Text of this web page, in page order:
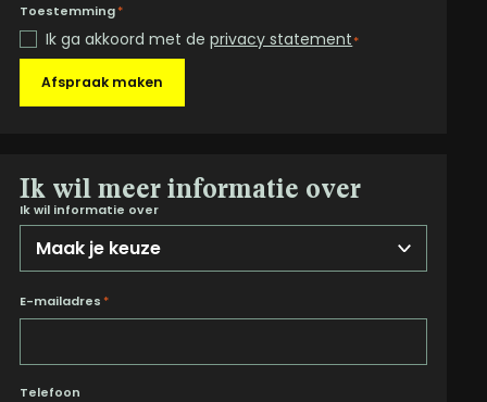
Toestemming*
Ik ga akkoord met deprivacy statement*
Afspraak maken
Ik wil meer informatie over
Ik wil informatie over
E-mailadres *
Telefoon